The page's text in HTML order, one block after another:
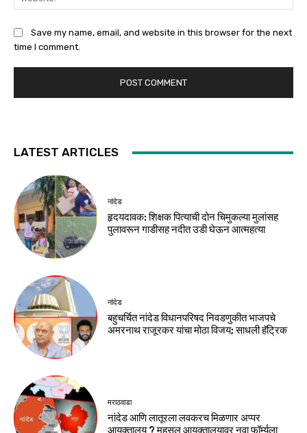
Save my name, email, and website in this browser for the next
time I comment.
LATEST ARTICLES
नांदेड
हृदयदावक: शिक्षक पित्याची दोन चिमुकल्या मुलांसह
पुलावरून गाडीसह नदीत उडी घेऊन आत्महत्या
नांदेड
बहुचर्चित नांदेड विधानपरिषद निवडणुकीत भाजपचे
अमरनाथ राजूरकर यांचा मोठा विजय; साधली हॅट्रिक
मराठवाडा
नांदेड आणि लातूरला लवकरच मिळणार अप्पर
आयुक्तालय ? महसूल आयुक्तालयावर नवा फॉर्म्युला